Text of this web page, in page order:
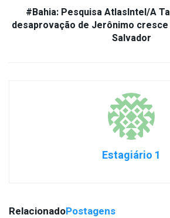
#Bahia: Pesquisa AtlasIntel/A
desaprovação de Jerônimo cresce
Salvador
Estagiário 1
RelacionadoPostagens